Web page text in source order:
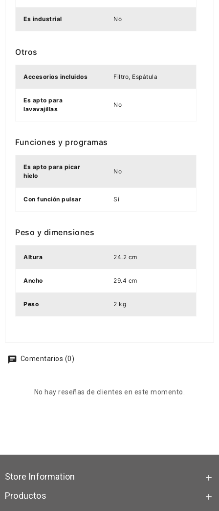
Es industrial No
Otros
Accesorios incluidos Filtro, Espátula
Es apto para
lavavajillas
No
Funciones y programas
Es apto para picar
hielo
No
Con función pulsar Sí
Peso y dimensiones
Altura 24.2 cm
Ancho 29.4 cm
Peso 2 kg
Comentarios (0)
No hay reseñas de clientes en este momento.
Store Information 
Productos 